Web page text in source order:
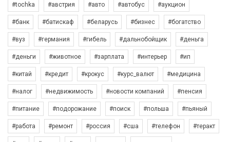
#tochka #австрия #авто #автобус #аукцион
#банк #батискаф #беларусь #бизнес #богатство
#вуз #германия #гибель #дальнобойщик #деньга
#деньги #животное #зарплата #интерьер #ип
#китай #кредит #крокус #курс_валют #медицина
#налог #недвижимость #новости компаний #пенсия
#питание #подорожание #поиск #польша #пьяный
#работа #ремонт #россия #сша #телефон #теракт